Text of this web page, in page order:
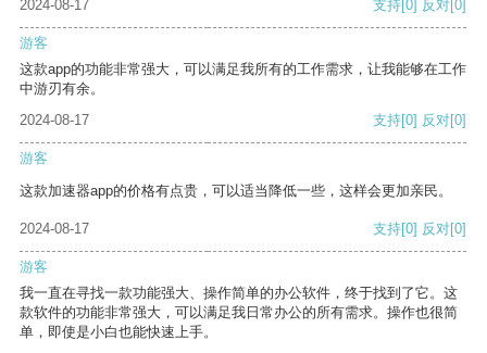
2024-08-17 支持 [0] 反对 [0]
游客
这款app的功能非常强大，可以满足我所有的工作需求，让我能够在工作
中游刃有余。
2024-08-17
支持[0] 反对[0]
游客
这款加速器app的价格有点贵，可以适当降低一些，这样会更加亲民。
2024-08-17 支持[0] 反对[0]
游客
我一直在寻找一款功能强大、操作简单的办公软件，终于找到了它。这
款软件的功能非常强大，可以满足我日常办公的所有需求。操作也很简
单，即使是小白也能快速上手。